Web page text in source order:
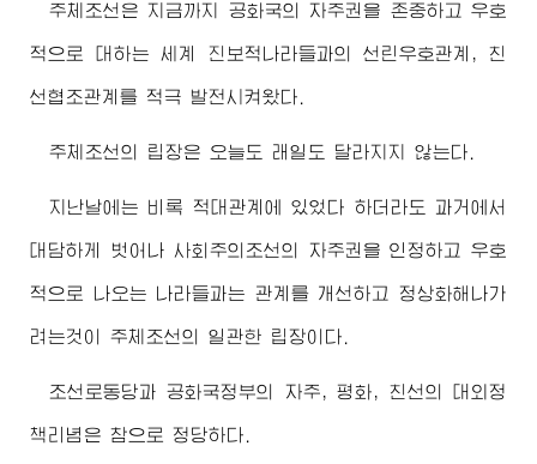
주체조선은 지금까지 공화국의 자주권을 존중하고 우호
적으로 대하는 세계 진보적나라들과의 선린우호관계, 친
선협조관계를 적극 발전시켜왔다.
주체조선의 립장은 오늘도 래일도 달라지지 않는다.
지난날에는 비록 적대관계에 있었다 하더라도 과거에서
대담하게 벗어나 사회주의조선의 자주권을 인정하고 우호
적으로 나오는 나라들과는 관계를 개선하고 정상화해나가
려는것이 주체조선의 일관한 립장이다.
조선로동당과 공화국정부의 자주, 평화, 친선의 대외정
책리념은 참으로 정당하다.